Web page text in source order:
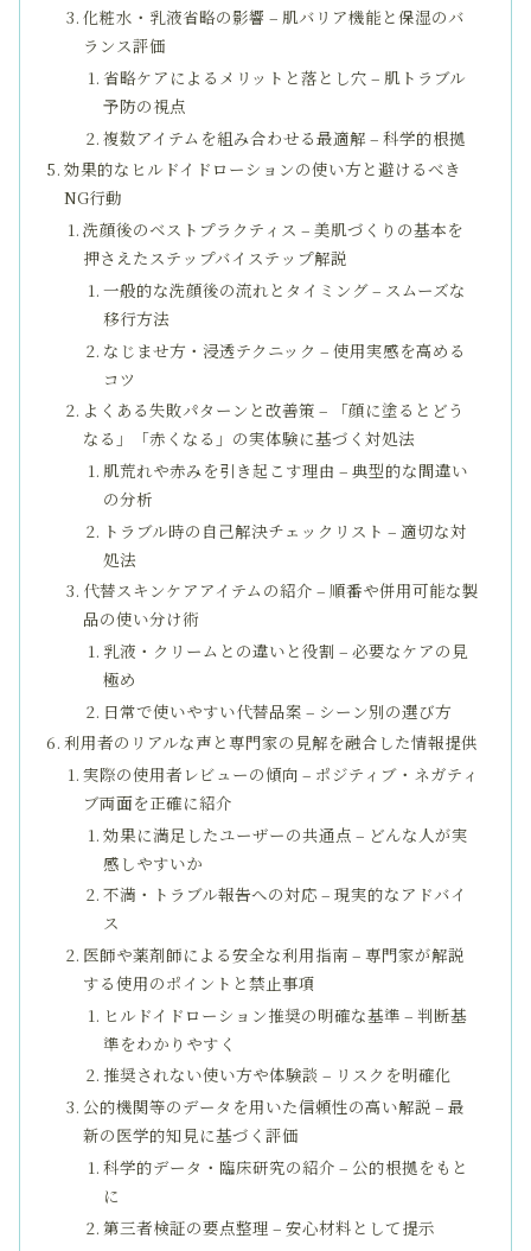
化粧水・乳液省略の影響 – 肌バリア機能と保湿のバ
ランス評価
省略ケアによるメリットと落とし穴 – 肌トラブル
予防の視点
複数アイテムを組み合わせる最適解 – 科学的根拠
効果的なヒルドイドローションの使い方と避けるべき
NG行動
洗顔後のベストプラクティス – 美肌づくりの基本を
押さえたステップバイステップ解説
一般的な洗顔後の流れとタイミング – スムーズな
移行方法
なじませ方・浸透テクニック – 使用実感を高める
コツ
よくある失敗パターンと改善策 – 「顔に塗るとどう
なる」「赤くなる」の実体験に基づく対処法
肌荒れや赤みを引き起こす理由 – 典型的な間違い
の分析
トラブル時の自己解決チェックリスト – 適切な対
処法
代替スキンケアアイテムの紹介 – 順番や併用可能な製
品の使い分け術
乳液・クリームとの違いと役割 – 必要なケアの見
極め
日常で使いやすい代替品案 – シーン別の選び方
利用者のリアルな声と専門家の見解を融合した情報提供
実際の使用者レビューの傾向 – ポジティブ・ネガティ
ブ両面を正確に紹介
効果に満足したユーザーの共通点 – どんな人が実
感しやすいか
不満・トラブル報告への対応 – 現実的なアドバイ
ス
医師や薬剤師による安全な利用指南 – 専門家が解説
する使用のポイントと禁止事項
ヒルドイドローション推奨の明確な基準 – 判断基
準をわかりやすく
推奨されない使い方や体験談 – リスクを明確化
公的機関等のデータを用いた信頼性の高い解説 – 最
新の医学的知見に基づく評価
科学的データ・臨床研究の紹介 – 公的根拠をもと
に
第三者検証の要点整理 – 安心材料として提示